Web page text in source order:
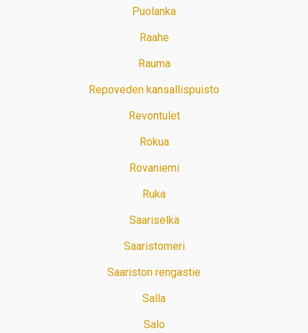
Puolanka
Raahe
Rauma
Repoveden kansallispuisto
Revontulet
Rokua
Rovaniemi
Ruka
Saariselkä
Saaristomeri
Saariston rengastie
Salla
Salo